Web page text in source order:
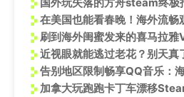
加拿大玩跑跑卡丁车漂移